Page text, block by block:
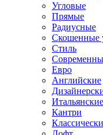
Угловые
Прямые
Радиусные
Скошенные
Стиль
Евро
Английские
Итальянские
Кантри